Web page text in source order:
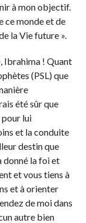
à mon objectif.
ce monde et de
la Vie future ».
Ibrahima ! Quant
(PSL) que
été sûr que
pour lui
et la conduite
destin que
donné la foi et
et vous tiens à
et à orienter
de moi dans
autre bien